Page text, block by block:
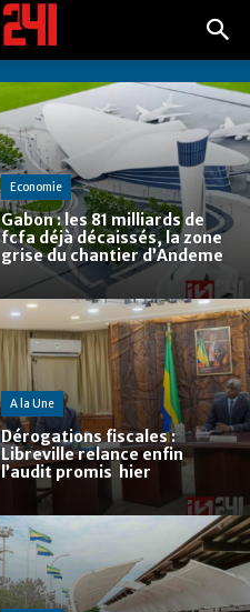
Economie
Gabon : les 81 milliards de
fcfa déjà décaissés, la zone
grise du chantier d’Andeme
A la Une
Dérogations fiscales :
Libreville relance enfin
l’audit promis hier